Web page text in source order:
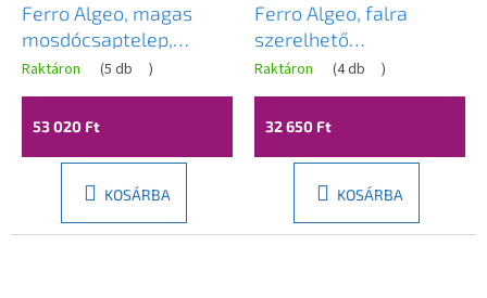
Ferro Algeo, magas
mosdócsaptelep,
fekete matt-króm,
BAG2LBL
Raktáron (5 db )
53 020 Ft
KOSÁRBA
Ferro Algeo, falra
szerelhető
kádcsaptelep
zuhanygarnitúra nélkül,
fekete matt-króm,
Raktáron (4 db )
32 650 Ft
KOSÁRBA